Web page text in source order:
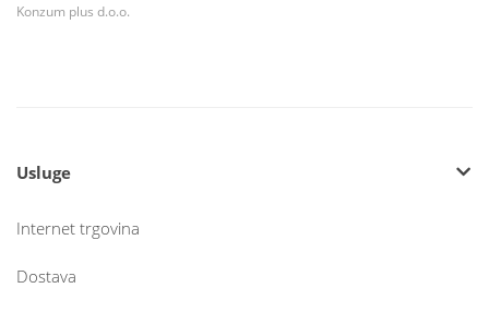
Konzum plus d.o.o.
Usluge
Internet trgovina
Dostava